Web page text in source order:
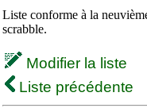
Liste conforme à la
scrabble.
Modifier la liste
Liste précédente